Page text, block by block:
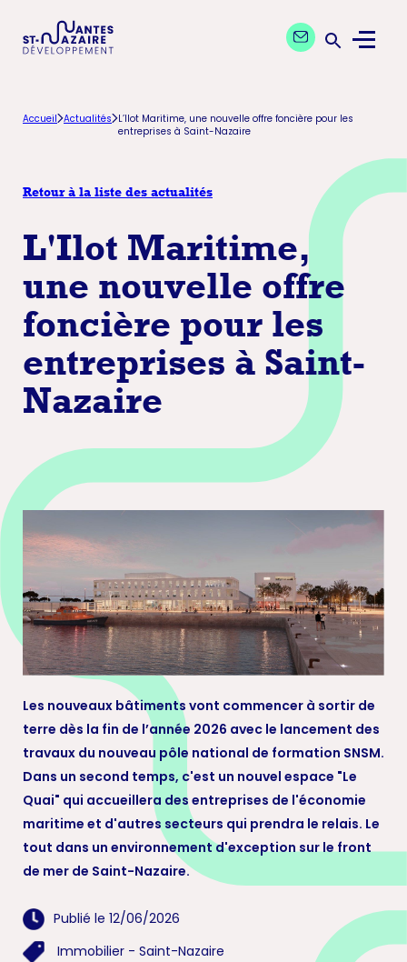
contenu
Menu
Contactez nos
Accueil Actualités L’Ilot Maritime, une nouvelle offre foncière pour les
entreprises à Saint-Nazaire
Retour à la liste des actualités
L'Ilot Maritime,
une nouvelle offre
foncière pour les
entreprises à Saint-
Nazaire
Les nouveaux bâtiments vont commencer à sortir de
terre dès la fin de l’année 2026 avec le lancement des
travaux du nouveau pôle national de formation SNSM.
Dans un second temps, c'est un nouvel espace "Le
Quai" qui accueillera des entreprises de l'économie
maritime et d'autres secteurs qui prendra le relais. Le
tout dans un environnement d'exception sur le front
de mer de Saint-Nazaire.
Publié le 12/06/2026
Immobilier - Saint-Nazaire